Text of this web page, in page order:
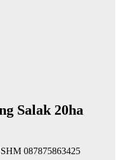
Salak 20ha
087875863425